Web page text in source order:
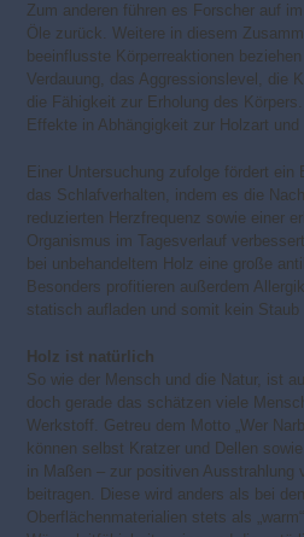
Zum anderen führen es Forscher auf
Öle zurück. Weitere in diesem
beeinflusste Körperreaktionen
Verdauung, das Aggressionslevel, die
die Fähigkeit zur Erholung des
Effekte in Abhängigkeit zur Holzart
Einer Untersuchung zufolge fördert ein
das Schlafverhalten, indem es die
reduzierten Herzfrequenz sowie einer
Organismus im Tagesverlauf
bei unbehandeltem Holz eine große
Besonders profitieren außerdem
statisch aufladen und somit kein Staub
Holz ist natürlich
So wie der Mensch und die Natur, ist
doch gerade das schätzen viele
Werkstoff. Getreu dem Motto „Wer
können selbst Kratzer und Dellen
in Maßen – zur positiven Ausstrahlung
beitragen. Diese wird anders als bei
Oberflächenmaterialien stets als